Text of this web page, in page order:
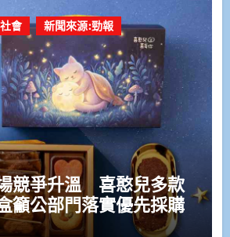
會 新聞來源:勁報
競爭升溫 喜憨兒多款
籲公部門落實優先採購